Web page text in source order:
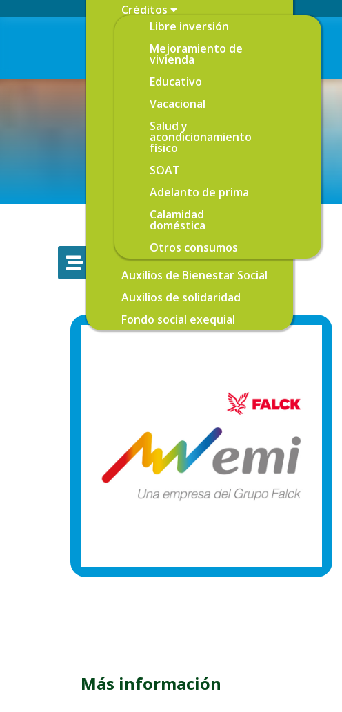
Créditos
Libre inversión
Mejoramiento de
vivienda
Educativo
Vacacional
Salud y
acondicionamiento
físico
SOAT
Adelanto de prima
Calamidad
doméstica
Otros consumos
Auxilios de Bienestar Social
Auxilios de solidaridad
Fondo social exequial
EMI
Más información